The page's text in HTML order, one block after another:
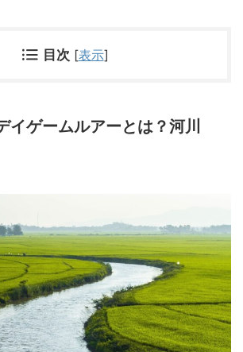
目次 [表示]
イゲームルアーとは？河川